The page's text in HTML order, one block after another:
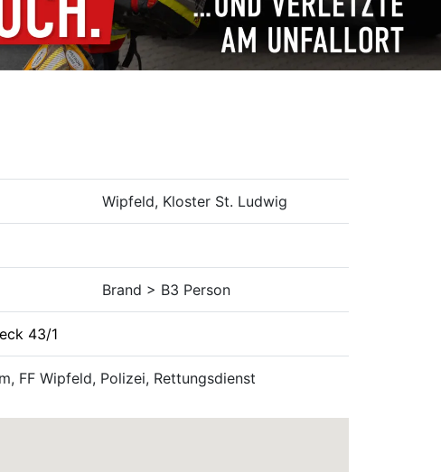
Wipfeld, Kloster St. Ludwig
Brand > B3 Person
43/1
FF Wipfeld, Polizei, Rettungsdienst